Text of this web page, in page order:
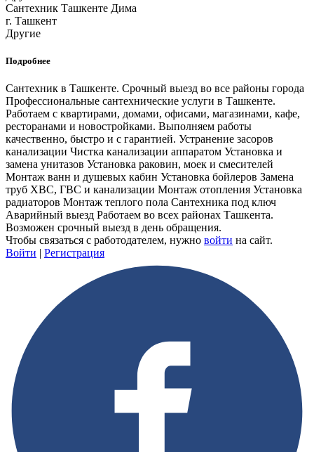
Сантехник Ташкенте Дима
г. Ташкент
Другие
Подробнее
Сантехник в Ташкенте. Срочный выезд во все районы города
Профессиональные сантехнические услуги в Ташкенте.
Работаем с квартирами, домами, офисами, магазинами, кафе,
ресторанами и новостройками. Выполняем работы
качественно, быстро и с гарантией. Устранение засоров
канализации Чистка канализации аппаратом Установка и
замена унитазов Установка раковин, моек и смесителей
Монтаж ванн и душевых кабин Установка бойлеров Замена
труб ХВС, ГВС и канализации Монтаж отопления Установка
радиаторов Монтаж теплого пола Сантехника под ключ
Аварийный выезд Работаем во всех районах Ташкента.
Возможен срочный выезд в день обращения.
Чтобы связаться с работодателем, нужно войти на сайт.
Войти | Регистрация